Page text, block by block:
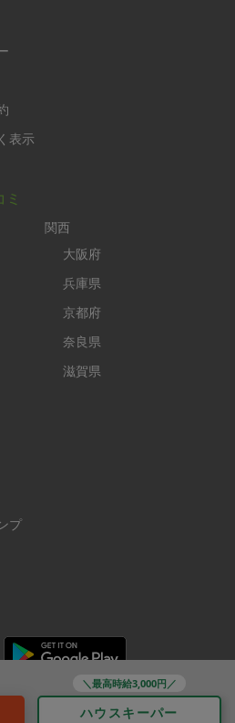
＼最高時給3,000円／
ハウスキーパー
表示
関西
大阪府
兵庫県
京都府
奈良県
滋賀県
プ